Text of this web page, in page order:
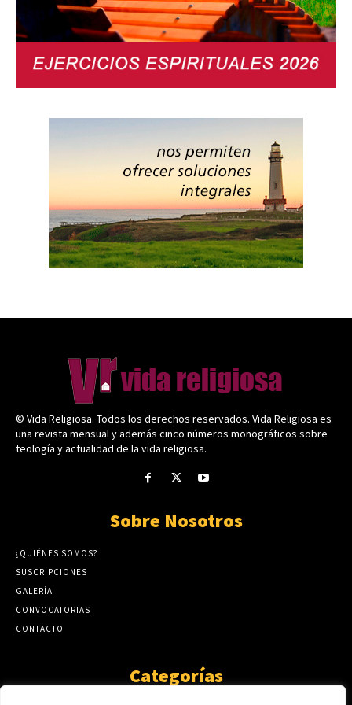
© Vida Religiosa. Todos los derechos reservados. Vida Religiosa es
una revista mensual y además cinco números monográficos sobre
teología y actualidad de la vida religiosa.
Sobre Nosotros
¿QUIÉNES SOMOS?
SUSCRIPCIONES
GALERÍA
CONVOCATORIAS
CONTACTO
Categorías